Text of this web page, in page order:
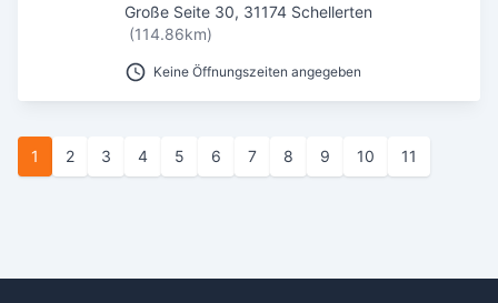
Große Seite 30, 31174 Schellerten
(114.86km)
Keine Öffnungszeiten angegeben
1 2 3 4 5 6 7 8 9 10 11